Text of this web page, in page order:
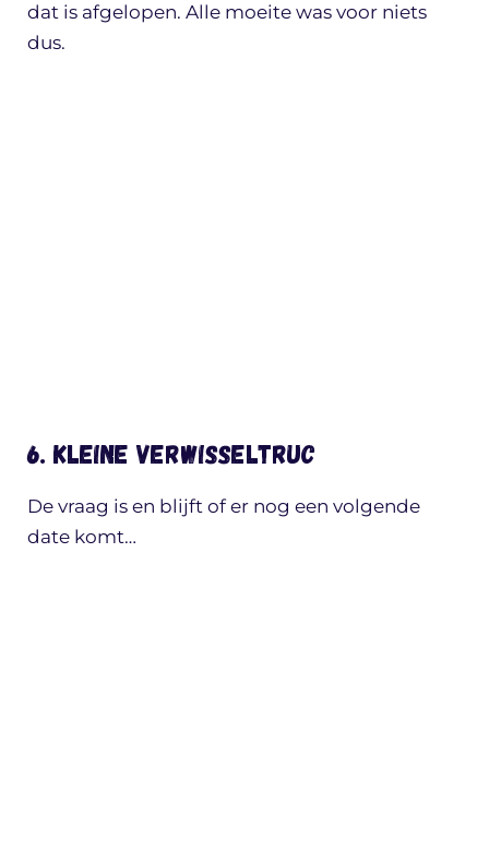
dat is afgelopen. Alle moeite was voor niets
dus.
6. Kleine verwisseltruc
De vraag is en blijft of er nog een volgende
date komt…